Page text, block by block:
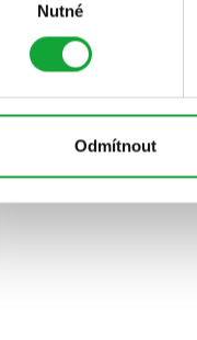
Nutné
Odmítnout